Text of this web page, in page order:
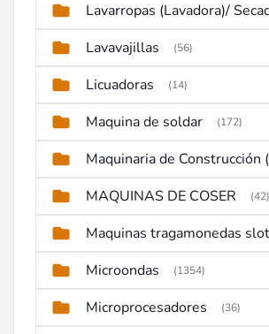
Lavarropas (Lavadora)/
Lavavajillas (56)
Licuadoras (14)
Maquina de soldar (172)
MAQUINAS DE COSER (42)
Maquinas tragamonedas slot
Microondas (1354)
Microprocesadores (36)